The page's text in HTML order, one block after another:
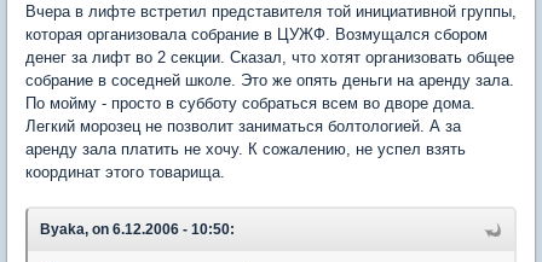
Вчера в лифте встретил представителя той инициативной группы,
которая организовала собрание в ЦУЖФ. Возмущался сбором
денег за лифт во 2 секции. Сказал, что хотят организовать общее
собрание в соседней школе. Это же опять деньги на аренду зала.
По мойму - просто в субботу собраться всем во дворе дома.
Легкий морозец не позволит заниматься болтологией. А за
аренду зала платить не хочу. К сожалению, не успел взять
координат этого товарища.
Byaka, on 6.12.2006 - 10:50: